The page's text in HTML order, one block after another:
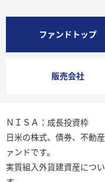
ファンドトップ
販売会社
ＮＩＳＡ：成長投資枠
日米の株式、債券、不動
ァンドです。
実質組入外貨建資産につ